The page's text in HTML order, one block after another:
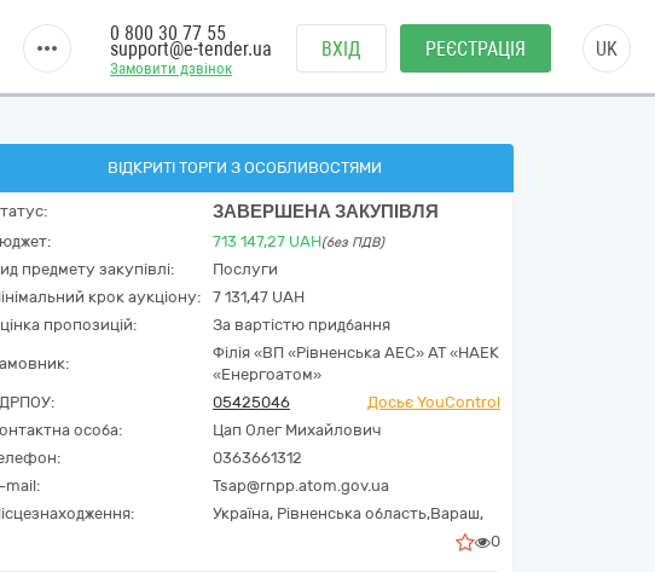
Замовити дзвінок
0 800 30 77 55
support@e-tender.ua ВХІД РЕЄСТРАЦІЯ UK
ВІДКРИТІ ТОРГИ З ОСОБЛИВОСТЯМИ
ЗАВЕРШЕНА ЗАКУПІВЛЯ
713 147,27 UAH(без ПДВ)
предмету закупівлі:
Послуги
крок аукціону:
7 131,47 UAH
пропозицій:
За вартістю придбання
Філія «ВП «Рівненська АЕС» АТ «НАЕК
«Енергоатом»
05425046
Досьє YouControl
особа:
Цап Олег Михайлович
0363661312
mail:
Tsap@rnpp.atom.gov.ua
Україна, Рівненська область,Вараш,
0